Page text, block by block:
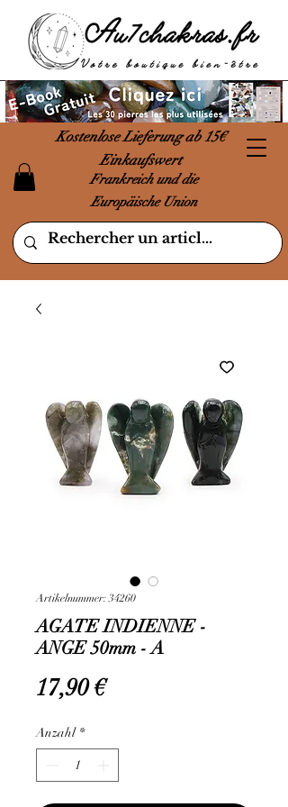
Kostenlose Lieferung ab 15€
Einkaufswert
Frankreich und die
Europäische Union
Artikelnummer: 34260
AGATE INDIENNE -
ANGE 50mm - A
17,90 €Preis
Anzahl *